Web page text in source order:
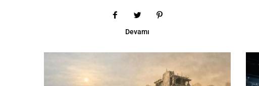
Devamı